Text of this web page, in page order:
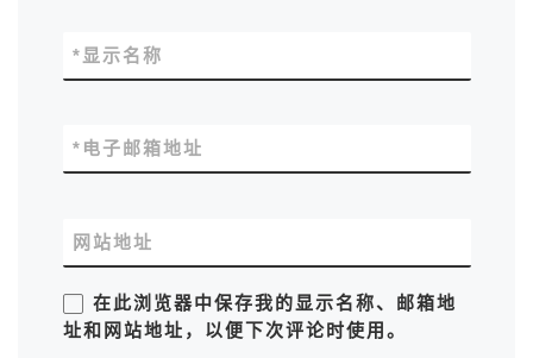
显示名称
*
电子邮箱地址
*
网站地址
在此浏览器中保存我的显示名称、邮箱地
址和网站地址，以便下次评论时使用。